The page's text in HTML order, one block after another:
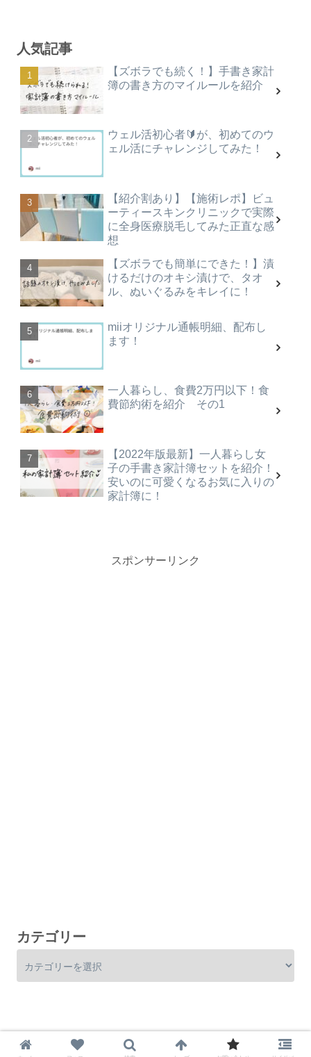
人気記事
【ズボラでも続く！】手書き家計
簿の書き方のマイルールを紹介
ウェル活初心者🔰が、初めてのウ
ェル活にチャレンジしてみた！
【紹介割あり】【施術レポ】ビュ
ーティースキンクリニックで実際
に全身医療脱毛してみた正直な感
想
【ズボラでも簡単にできた！】漬
けるだけのオキシ漬けで、タオ
ル、ぬいぐるみをキレイに！
miiオリジナル通帳明細、配布し
ます！
一人暮らし、食費2万円以下！食
費節約術を紹介 その1
【2022年版最新】一人暮らし女
子の手書き家計簿セットを紹介！
安いのに可愛くなるお気に入りの
家計簿に！
スポンサーリンク
カテゴリー
© 2019-2026 mii ♡ 楽しい節約貯金生活.